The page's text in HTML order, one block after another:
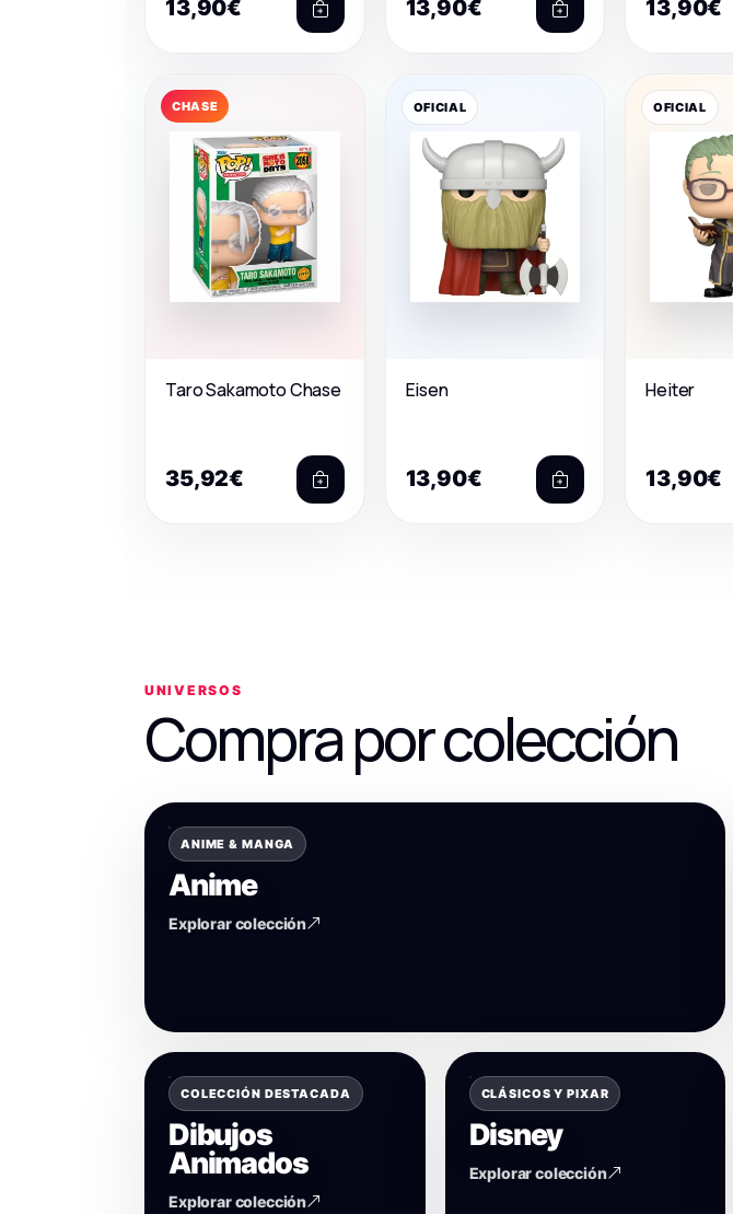
13,90€ 13,90€ 13,90€
CHASE
Taro Sakamoto Chase
35,92€
OFICIAL
Eisen
13,90€
OFICIAL
Heiter
13,90€
UNIVERSOS
Compra por colección
ANIME & MANGA
Anime
Explorar colección
COLECCIÓN DESTACADA
Dibujos
Animados
Explorar colección
CLÁSICOS Y PIXAR
Disney
Explorar colección